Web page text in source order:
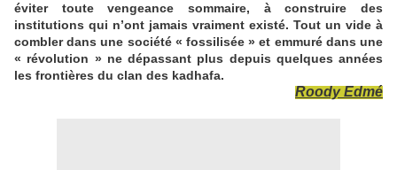
éviter toute vengeance sommaire, à construire des
institutions qui n’ont jamais vraiment existé. Tout un vide à
combler dans une société « fossilisée » et emmuré dans une
« révolution » ne dépassant plus depuis quelques années
les frontières du clan des kadhafa.
Roody Edmé